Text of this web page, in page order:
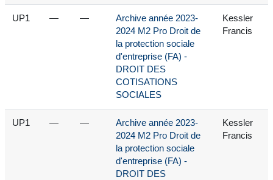
UP1 — —
Archive année 2023-
2024 M2 Pro Droit de
la protection sociale
d'entreprise (FA) -
DROIT DES
COTISATIONS
SOCIALES
Kessler
Francis
UP1 — —
Archive année 2023-
2024 M2 Pro Droit de
la protection sociale
d'entreprise (FA) -
DROIT DES
Kessler
Francis